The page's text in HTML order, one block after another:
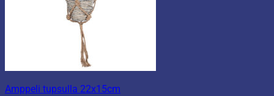
Amppeli tupsulla 22x15cm